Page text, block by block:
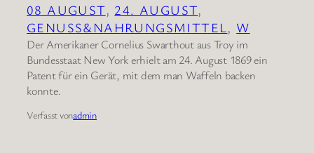
08 AUGUST, 24. AUGUST
GENUSS&NAHRUNGSMITTEL, W
Der Amerikaner Cornelius Swarthout aus Troy im
Bundesstaat New York erhielt am 24. August 1869 ein
Patent für ein Gerät, mit dem man Waffeln backen
konnte.
Verfasst vonadmin